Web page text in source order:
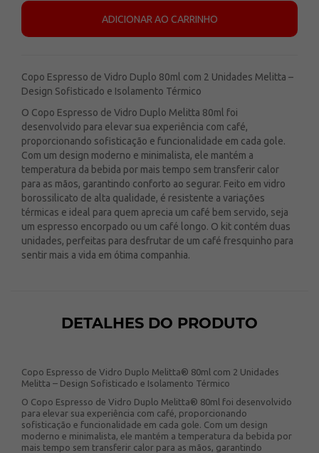
ADICIONAR AO CARRINHO
Copo Espresso de Vidro Duplo 80ml com 2 Unidades Melitta –
Design Sofisticado e Isolamento Térmico
O Copo Espresso de Vidro Duplo Melitta 80ml foi
desenvolvido para elevar sua experiência com café,
proporcionando sofisticação e funcionalidade em cada gole.
Com um design moderno e minimalista, ele mantém a
temperatura da bebida por mais tempo sem transferir calor
para as mãos, garantindo conforto ao segurar. Feito em vidro
borossilicato de alta qualidade, é resistente a variações
térmicas e ideal para quem aprecia um café bem servido, seja
um espresso encorpado ou um café longo. O kit contém duas
unidades, perfeitas para desfrutar de um café fresquinho para
sentir mais a vida em ótima companhia.
DETALHES DO PRODUTO
Copo Espresso de Vidro Duplo Melitta® 80ml com 2 Unidades
Melitta – Design Sofisticado e Isolamento Térmico
O Copo Espresso de Vidro Duplo Melitta® 80ml foi desenvolvido
para elevar sua experiência com café, proporcionando
sofisticação e funcionalidade em cada gole. Com um design
moderno e minimalista, ele mantém a temperatura da bebida por
mais tempo sem transferir calor para as mãos, garantindo